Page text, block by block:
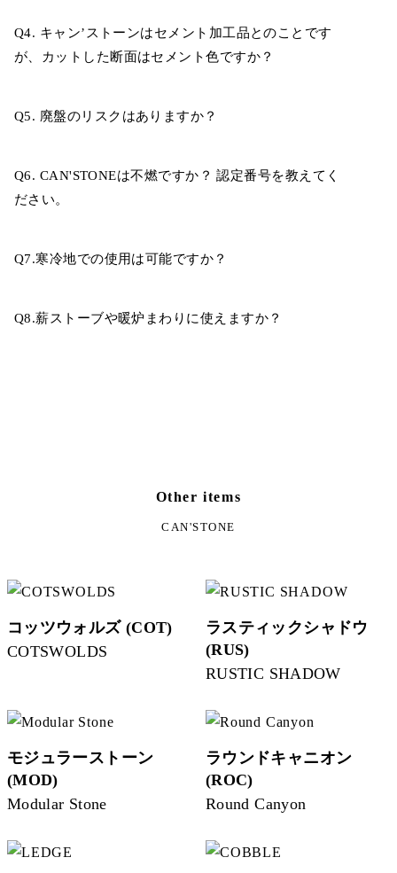
Q4. キャン’ストーンはセメント加工品とのことです
が、カットした断面はセメント色ですか？
Q5. 廃盤のリスクはありますか？
Q6. CAN'STONEは不燃ですか？ 認定番号を教えてく
ださい。
Q7.寒冷地での使用は可能ですか？
Q8.薪ストーブや暖炉まわりに使えますか？
Other items
CAN'STONE
コッツウォルズ (COT)
COTSWOLDS
ラスティックシャドウ
(RUS)
RUSTIC SHADOW
モジュラーストーン
(MOD)
Modular Stone
ラウンドキャニオン
(ROC)
Round Canyon